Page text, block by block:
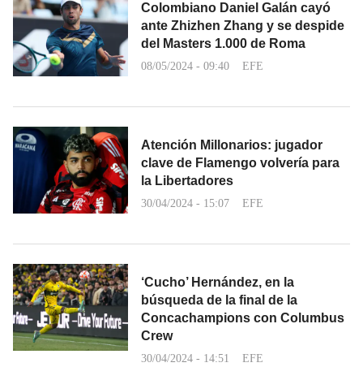
Colombiano Daniel Galán cayó
ante Zhizhen Zhang y se despide
del Masters 1.000 de Roma
08/05/2024 - 09:40 EFE
Atención Millonarios: jugador
clave de Flamengo volvería para
la Libertadores
30/04/2024 - 15:07 EFE
‘Cucho’ Hernández, en la
búsqueda de la final de la
Concachampions con Columbus
Crew
30/04/2024 - 14:51 EFE